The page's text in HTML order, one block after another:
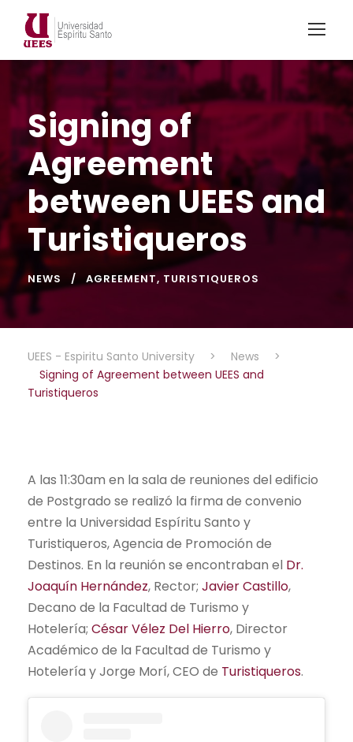
Signing of
Agreement
between UEES and
Turistiqueros
NEWS AGREEMENT, TURISTIQUEROS
UEES - Espiritu Santo University > News
>
Signing of Agreement between UEES and
Turistiqueros
A las 11:30am en la sala de reuniones del edificio
de Postgrado se realizó la firma de convenio
entre la Universidad Espíritu Santo y
Turistiqueros, Agencia de Promoción de
Destinos. En la reunión se encontraban el Dr.
Joaquín Hernández, Rector; Javier Castillo,
Decano de la Facultad de Turismo y
Hotelería; César Vélez Del Hierro, Director
Académico de la Facultad de Turismo y
Hotelería y Jorge Morí, CEO de Turistiqueros.